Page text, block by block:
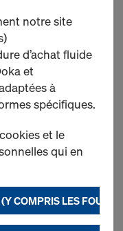
250
100
notre site
d’achat fluide
et
à
spécifiques.
et le
qui en
COMPRIS LES